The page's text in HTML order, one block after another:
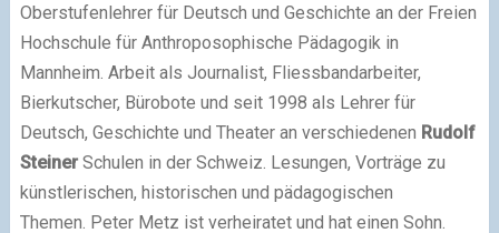
Oberstufenlehrer für Deutsch und Geschichte an der Freien
Hochschule für Anthroposophische Pädagogik in
Mannheim. Arbeit als Journalist, Fliessbandarbeiter,
Bierkutscher, Bürobote und seit 1998 als Lehrer für
Deutsch, Geschichte und Theater an verschiedenen Rudolf
SteinerSchulen in der Schweiz. Lesungen, Vorträge zu
künstlerischen, historischen und pädagogischen
Themen. Peter Metz ist verheiratet und hat einen Sohn.